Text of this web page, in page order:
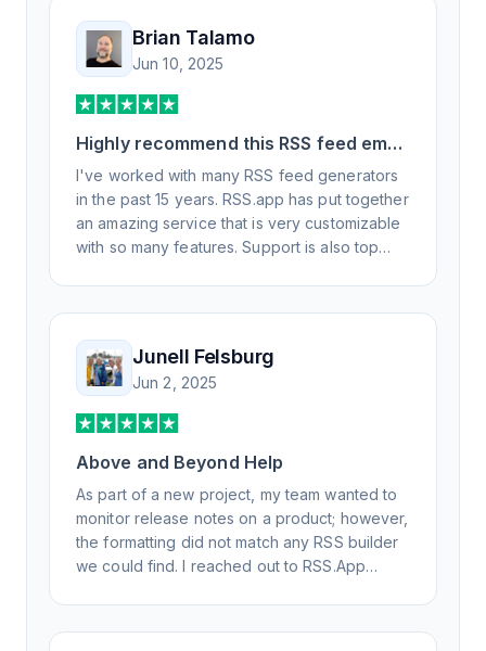
Brian Talamo
Jun 10, 2025
Highly recommend this RSS feed email
/ widget generator service.
I've worked with many RSS feed generators
in the past 15 years. RSS.app has put together
an amazing service that is very customizable
with so many features. Support is also top
professionally. Highly recommend for all your
RSS feed needs. Our trucking news hub
website couldn't work without it. Thank you.
Junell Felsburg
Jun 2, 2025
Above and Beyond Help
As part of a new project, my team wanted to
monitor release notes on a product; however,
the formatting did not match any RSS builder
we could find. I reached out to RSS.App
day, but I spoke to someone who was